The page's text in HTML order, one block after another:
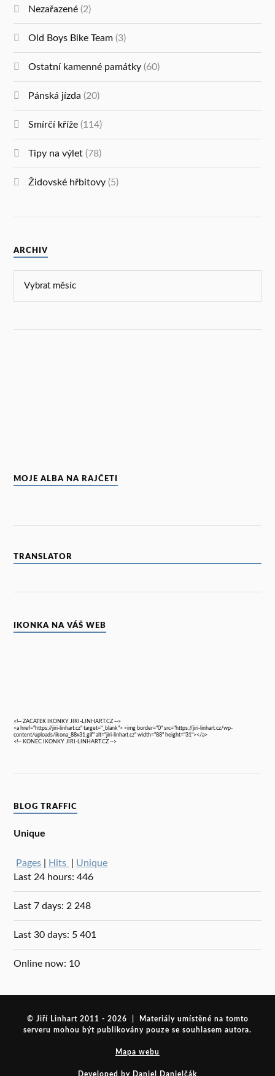
Nezařazené (2)
Old Boys Bike Team (3)
Ostatní kamenné památky (60)
Pánská jízda (20)
Smírčí kříže (114)
Tipy na výlet (78)
Židovské hřbitovy (5)
ARCHIV
MOJE ALBA NA RAJČETI
TRANSLATOR
IKONKA NA VÁŠ WEB
<!-- ZACATEK IKONKY JIRI-LINHART.CZ -->
<a href="https://jiri-linhart.cz" target="_blank"> <img border="0" src="https://jiri-linhart.cz/wp-
content/uploads/ikona_88x31.gif" alt="jiri-linhart.cz" width="88" height="31"></a>
<!-- KONEC IKONKY JIRI-LINHART.CZ -->
BLOG TRAFFIC
Unique
Pages Hits
Unique
Last 24 hours:446
Last 7 days: 2 248
Last 30 days: 5 401
Online now: 10
© Jiří Linhart 2011 - 2026 | Materiály umístěné na tomto
serveru mohou být publikovány pouze se souhlasem autora.
Mapa webu
Developed by Daniel Danielčák